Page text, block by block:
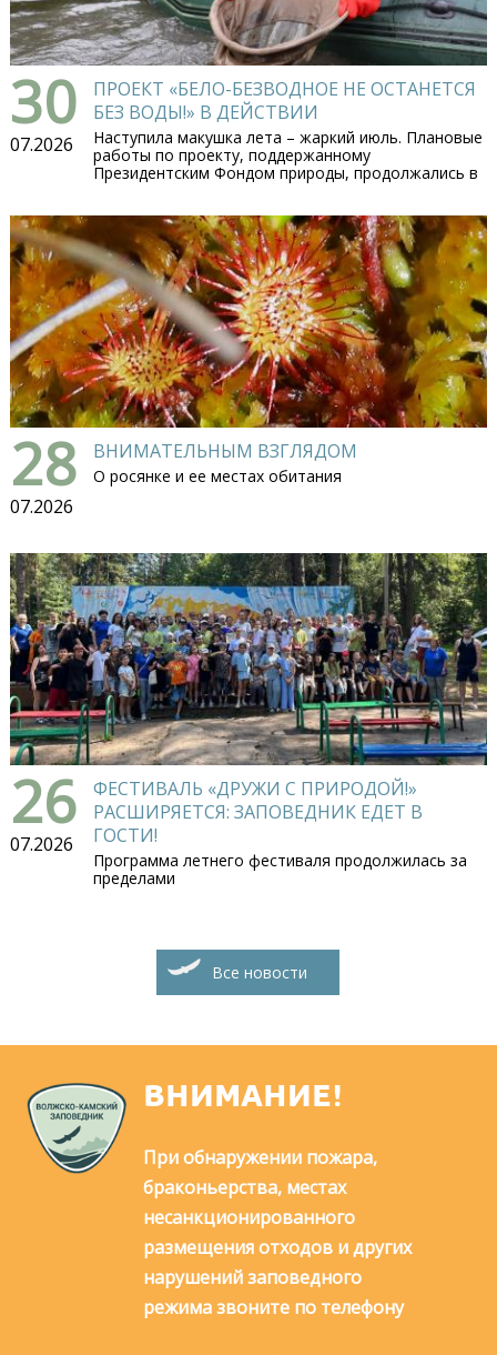
30
07.2026
ПРОЕКТ «БЕЛО-БЕЗВОДНОЕ НЕ ОСТАНЕТСЯ
БЕЗ ВОДЫ!» В ДЕЙСТВИИ
Наступила макушка лета – жаркий июль. Плановые
работы по проекту, поддержанному
Президентским Фондом природы, продолжались в
28
07.2026
ВНИМАТЕЛЬНЫМ ВЗГЛЯДОМ
О росянке и ее местах обитания
26
07.2026
ФЕСТИВАЛЬ «ДРУЖИ С ПРИРОДОЙ!»
РАСШИРЯЕТСЯ: ЗАПОВЕДНИК ЕДЕТ В
ГОСТИ!
Программа летнего фестиваля продолжилась за
пределами
Все новости
ВНИМАНИЕ!
При обнаружении пожара,
браконьерства, местах
несанкционированного
размещения отходов и других
нарушений заповедного
режима звоните по телефону